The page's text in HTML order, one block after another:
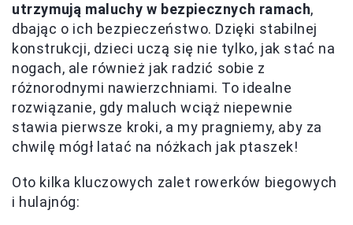
utrzymują maluchy w bezpiecznych ramach,
dbając o ich bezpieczeństwo. Dzięki stabilnej
konstrukcji, dzieci uczą się nie tylko, jak stać na
nogach, ale również jak radzić sobie z
różnorodnymi nawierzchniami. To idealne
rozwiązanie, gdy maluch wciąż niepewnie
stawia pierwsze kroki, a my pragniemy, aby za
chwilę mógł latać na nóżkach jak ptaszek!
Oto kilka kluczowych zalet rowerków biegowych
i hulajnóg: